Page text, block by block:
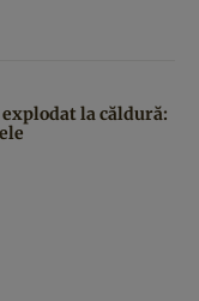
la căldură: